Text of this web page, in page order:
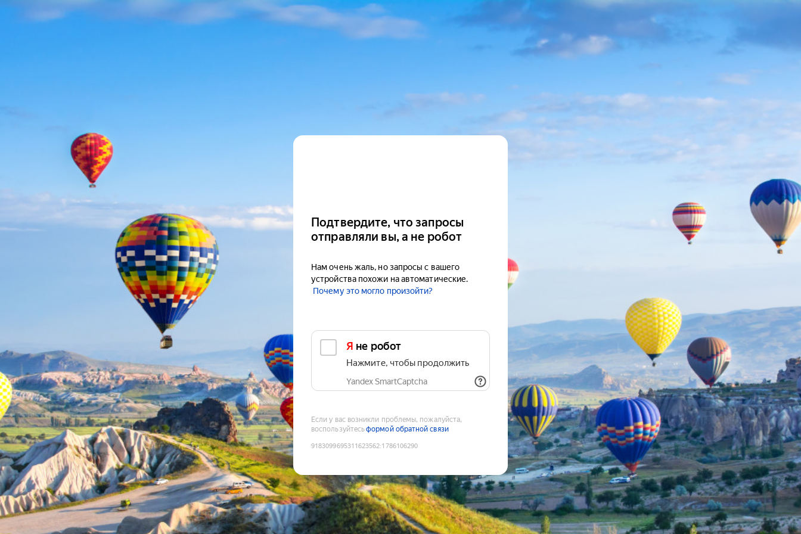
Подтвердите, что запросы
отправляли вы, а не робот
Нам очень жаль, но запросы с вашего
устройства похожи на автоматические.
Почему это могло произойти?
Я не робот
Нажмите, чтобы продолжить
Yandex SmartCaptcha
Если у вас возникли проблемы, пожалуйста,
воспользуйтесьформой обратной связи
9183099695311623562:1786106290